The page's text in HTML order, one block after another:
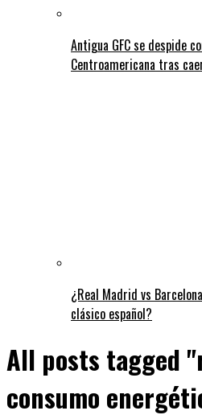
Antigua GFC se despide
Centroamericana tras
¿Real Madrid vs
clásico español?
All posts tagged
consumo